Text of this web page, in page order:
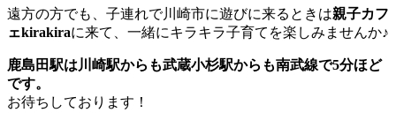
遠方の方でも、子連れで川崎市に遊びに来るときは親子カフ
ェkirakiraに来て、一緒にキラキラ子育てを楽しみませんか♪
鹿島田駅は川崎駅からも武蔵小杉駅からも南武線で5分ほど
です。
お待ちしております！